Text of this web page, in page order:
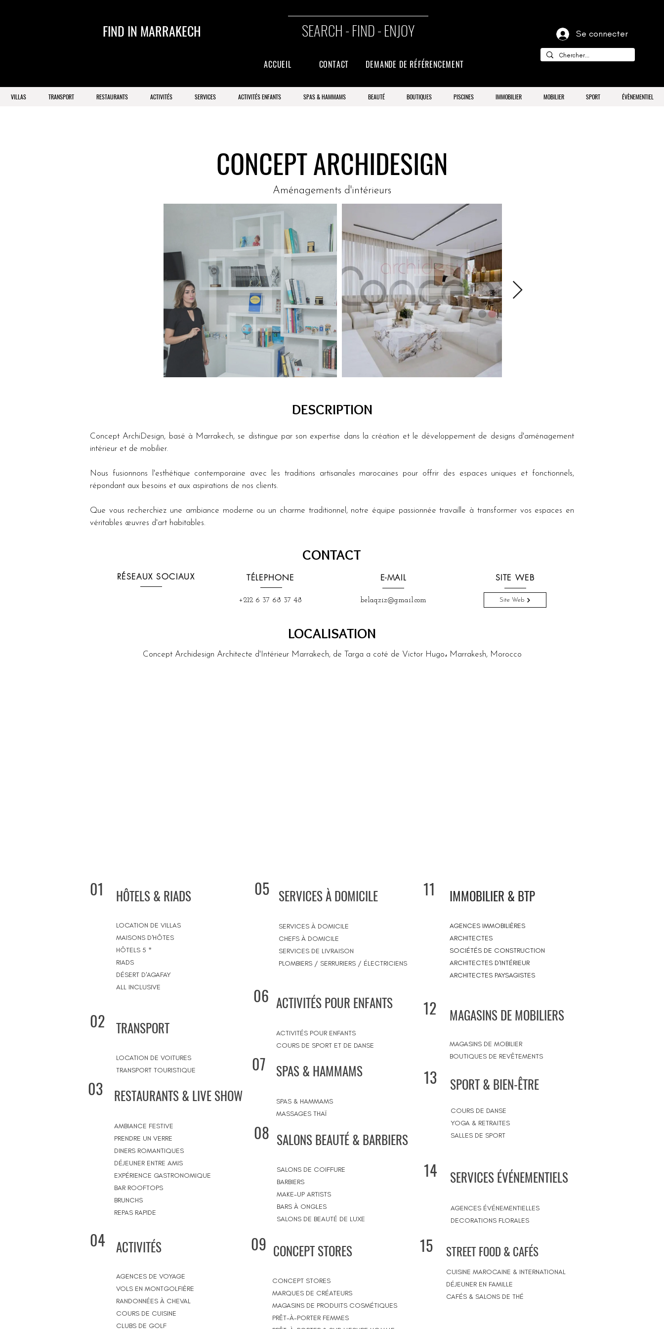
FIND IN MARRAKECH SEARCH - FIND - ENJOY
ACCUEIL CONTACT DEMANDE DE RÉFÉRENCEMENT
Se connecter
VILLAS TRANSPORT RESTAURANTS ACTIVITÉS SERVICES ACTIVITÉS ENFANTS SPAS & HAMMAMS BEAUTÉ BOUTIQUES PISCINES IMMOBILIER MOBILIER SPORT ÉVÈNEMENTIEL
CONCEPT ARCHIDESIGN
Aménagements d'intérieurs
DESCRIPTION
Concept ArchiDesign, basé à Marrakech, se distingue par son expertise dans la création et le développement de designs d'aménagement
intérieur et de mobilier.
Nous fusionnons l'esthétique contemporaine avec les traditions artisanales marocaines pour offrir des espaces uniques et fonctionnels,
répondant aux besoins et aux aspirations de nos clients.
Que vous recherchiez une ambiance moderne ou un charme traditionnel, notre équipe passionnée travaille à transformer vos espaces en
véritables œuvres d'art habitables.
CONTACT
RÉSEAUX SOCIAUX TÉLEPHONE
+212 6 37 68 37 48
E-MAIL
belaqziz@gmail.com
SITE WEB
Site Web
LOCALISATION
Concept Archidesign Architecte d'Intérieur Marrakech, de Targa a coté de Victor Hugo، Marrakesh, Morocco
01 HÔTELS & RIADS
LOCATION DE VILLAS
MAISONS D'HÔTES
HÔTELS 5 *
RIADS
DÉSERT D'AGAFAY
ALL INCLUSIVE
02 TRANSPORT
LOCATION DE VOITURES
TRANSPORT TOURISTIQUE
03 RESTAURANTS & LIVE SHOW
AMBIANCE FESTIVE
PRENDRE UN VERRE
DINERS ROMANTIQUES
DÉJEUNER ENTRE AMIS
EXPÉRIENCE GASTRONOMIQUE
BAR ROOFTOPS
BRUNCHS
REPAS RAPIDE
04 ACTIVITÉS
AGENCES DE VOYAGE
VOLS EN MONTGOLFIÈRE
RANDONNÉES À CHEVAL
COURS DE CUISINE
CLUBS DE GOLF
05 SERVICES À DOMICILE
SERVICES À DOMICILE
CHEFS À DOMICILE
SERVICES DE LIVRAISON
PLOMBIERS / SERRURIERS / ÉLECTRICIENS
11 IMMOBILIER & BTP
AGENCES IMMOBILIÈRES
ARCHITECTES
SOCIÉTÉS DE CONSTRUCTION
ARCHITECTES D'INTÉRIEUR
ARCHITECTES PAYSAGISTES
06 ACTIVITÉS POUR ENFANTS
ACTIVITÉS POUR ENFANTS
COURS DE SPORT ET DE DANSE
12 MAGASINS DE MOBILIERS
MAGASINS DE MOBILIER
BOUTIQUES DE REVÊTEMENTS
07 SPAS & HAMMAMS
SPAS & HAMMAMS
MASSAGES THAÏ
08 SALONS BEAUTÉ & BARBIERS
SALONS DE COIFFURE
BARBIERS
MAKE-UP ARTISTS
BARS À ONGLES
SALONS DE BEAUTÉ DE LUXE
13 SPORT & BIEN-ÊTRE
COURS DE DANSE
YOGA & RETRAITES
SALLES DE SPORT
14 SERVICES ÉVÉNEMENTIELS
AGENCES ÉVÉNEMENTIELLES
DECORATIONS FLORALES
09 CONCEPT STORES
CONCEPT STORES
MARQUES DE CRÉATEURS
MAGASINS DE PRODUITS COSMÉTIQUES
PRÊT-À-PORTER FEMMES
15 STREET FOOD & CAFÉS
CUISINE MAROCAINE & INTERNATIONAL
DÉJEUNER EN FAMILLE
CAFÉS & SALONS DE THÉ